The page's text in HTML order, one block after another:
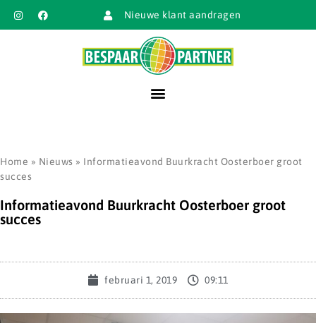
Nieuwe klant aandragen
Home » Nieuws » Informatieavond Buurkracht Oosterboer groot
succes
Informatieavond Buurkracht Oosterboer groot
succes
februari 1, 2019 09:11